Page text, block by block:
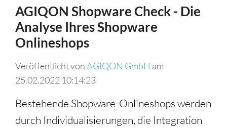
AGIQON Shopware Check - Die
Analyse Ihres Shopware
Onlineshops
Veröffentlicht vonAGIQON GmbH am
25.02.2022 10:14:23
Bestehende Shopware-Onlineshops werden
durch Individualisierungen, die Integration